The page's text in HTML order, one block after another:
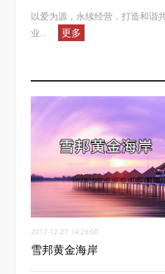
以爱为源，永续经营，打造和
业...
更多
2017-12-27 14:26:00
雪邦黄金海岸